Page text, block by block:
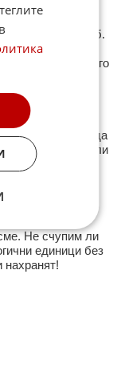
Втора не
всичко около теб.
с нечия цел, а
си малък е много
си или това, в
За да го
повярва в теб.
а само бледо
няма какво да
не сме живели
искаме да си
Живеем
сме доволни.
ако пропуснат
можем да
Не счупим ли
единици без